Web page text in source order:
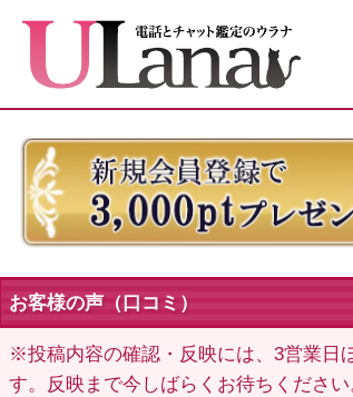
お客様の声（口コミ）
※投稿内容の確認・反映には、3営業日
す。反映まで今しばらくお待ちください